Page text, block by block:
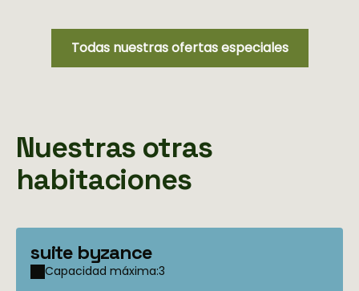
Todas nuestras ofertas especiales
Nuestras otras
habitaciones
suite byzance
Capacidad máxima:3